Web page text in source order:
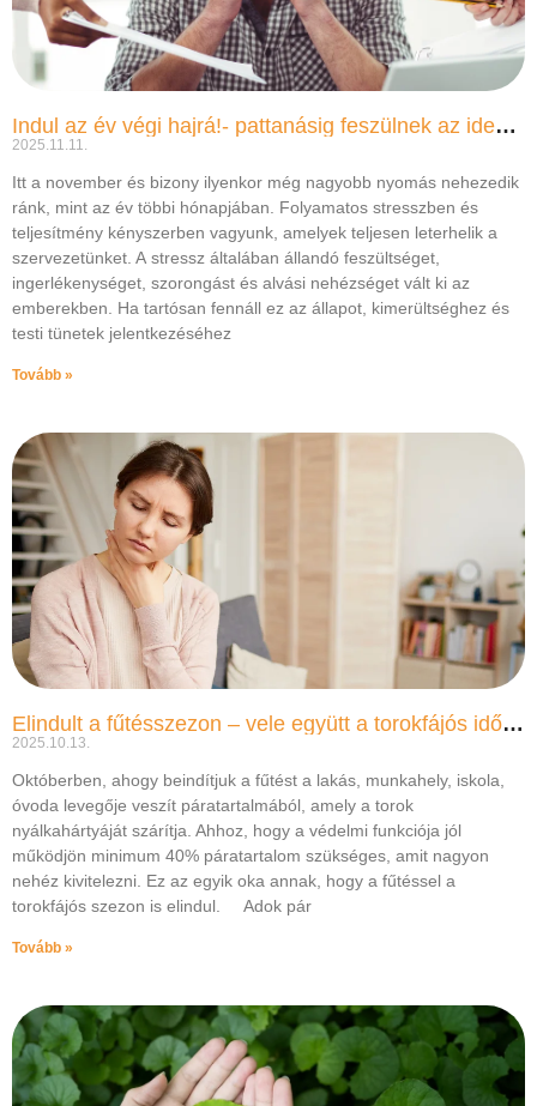
Indul az év végi hajrá!- pattanásig feszülnek az idegek
2025.11.11.
Itt a november és bizony ilyenkor még nagyobb nyomás nehezedik
ránk, mint az év többi hónapjában. Folyamatos stresszben és
teljesítmény kényszerben vagyunk, amelyek teljesen leterhelik a
szervezetünket. A stressz általában állandó feszültséget,
ingerlékenységet, szorongást és alvási nehézséget vált ki az
emberekben. Ha tartósan fennáll ez az állapot, kimerültséghez és
testi tünetek jelentkezéséhez
Tovább »
Elindult a fűtésszezon – vele együtt a torokfájós időszak is
2025.10.13.
Októberben, ahogy beindítjuk a fűtést a lakás, munkahely, iskola,
óvoda levegője veszít páratartalmából, amely a torok
nyálkahártyáját szárítja. Ahhoz, hogy a védelmi funkciója jól
működjön minimum 40% páratartalom szükséges, amit nagyon
nehéz kivitelezni. Ez az egyik oka annak, hogy a fűtéssel a
torokfájós szezon is elindul. Adok pár
Tovább »